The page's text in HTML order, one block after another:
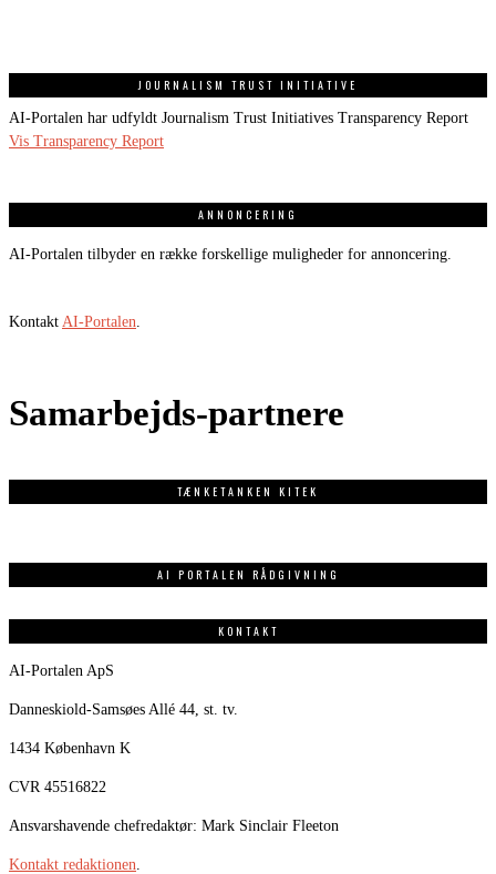
JOURNALISM TRUST INITIATIVE
AI-Portalen har udfyldt Journalism Trust Initiatives Transparency Report
Vis Transparency Report
ANNONCERING
AI-Portalen tilbyder en række forskellige muligheder for annoncering.
Kontakt AI-Portalen
Samarbejds-partnere
TÆNKETANKEN KITEK
AI PORTALEN RÅDGIVNING
KONTAKT
AI-Portalen ApS
Danneskiold-Samsøes Allé 44, st. tv.
1434 København K
CVR 45516822
Ansvarshavende chefredaktør: Mark Sinclair Fleeton
Kontakt redaktionen